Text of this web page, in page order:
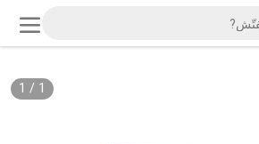
1
/
1